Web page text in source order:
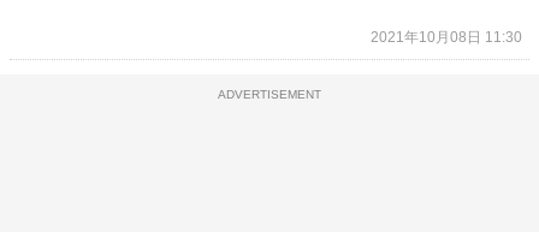
2021年10月08日 11:30
ADVERTISEMENT